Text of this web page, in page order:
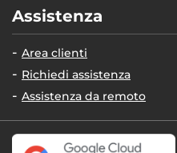
Assistenza
Area clienti
Richiedi assistenza
Assistenza da remoto